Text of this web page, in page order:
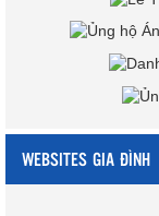
WEBSITES GIA ĐÌNH